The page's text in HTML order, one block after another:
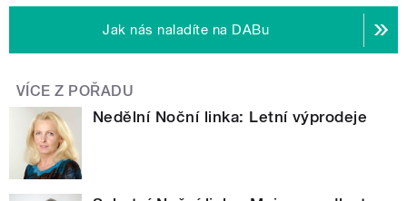
Jak nás naladíte na DABu
VÍCE Z POŘADU
Nedělní Noční linka: Letní výprodeje